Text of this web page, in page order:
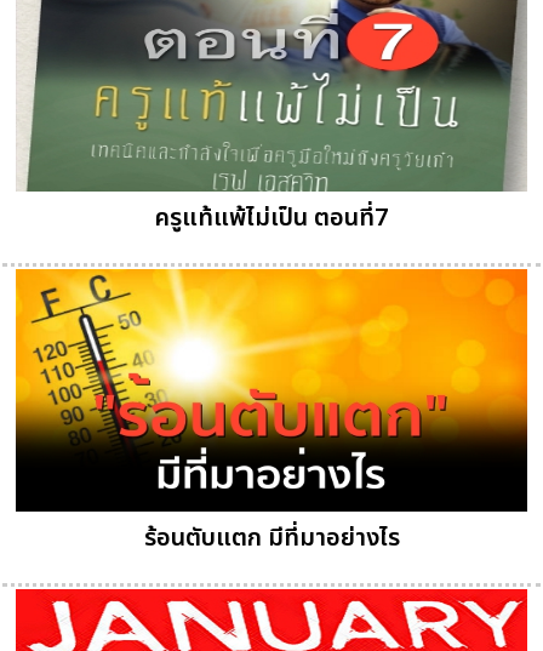
ครูแท้แพ้ไม่เป็น ตอนที่7
ร้อนตับแตก มีที่มาอย่างไร